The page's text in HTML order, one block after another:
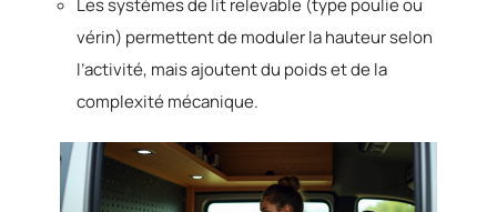
vérin) permettent de moduler la hauteur selon
l’activité, mais ajoutent du poids et de la
complexité mécanique.